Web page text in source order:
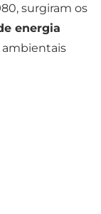
surgiram os
energia
ambientais